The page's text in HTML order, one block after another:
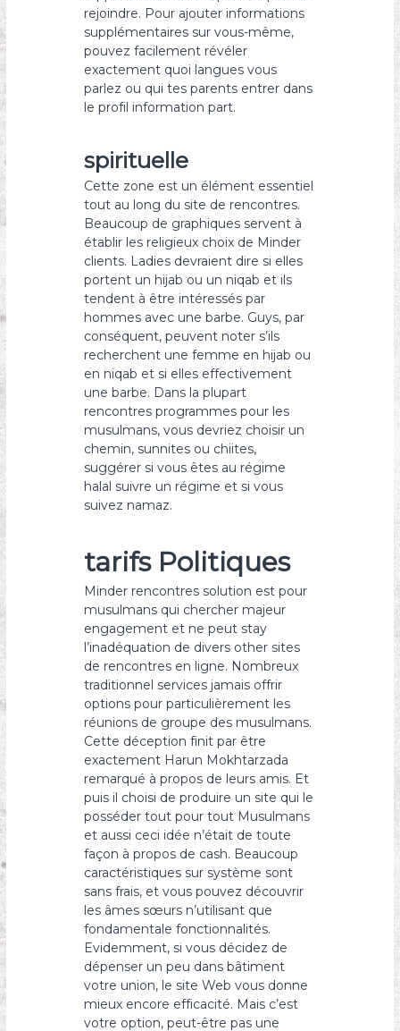
rejoindre. Pour ajouter informations
supplémentaires sur vous-même,
pouvez facilement révéler
exactement quoi langues vous
parlez ou qui tes parents entrer dans
le profil information part.
spirituelle
Cette zone est un élément essentiel
tout au long du site de rencontres.
Beaucoup de graphiques servent à
établir les religieux choix de Minder
clients. Ladies devraient dire si elles
portent un hijab ou un niqab et ils
tendent à être intéressés par
hommes avec une barbe. Guys, par
conséquent, peuvent noter s’ils
recherchent une femme en hijab ou
en niqab et si elles effectivement
une barbe. Dans la plupart
rencontres programmes pour les
musulmans, vous devriez choisir un
chemin, sunnites ou chiites,
suggérer si vous êtes au régime
halal suivre un régime et si vous
suivez namaz.
tarifs Politiques
Minder rencontres solution est pour
musulmans qui chercher majeur
engagement et ne peut stay
l’inadéquation de divers other sites
de rencontres en ligne. Nombreux
traditionnel services jamais offrir
options pour particulièrement les
réunions de groupe des musulmans.
Cette déception finit par être
exactement Harun Mokhtarzada
remarqué à propos de leurs amis. Et
puis il choisi de produire un site qui le
posséder tout pour tout Musulmans
et aussi ceci idée n’était de toute
façon à propos de cash. Beaucoup
caractéristiques sur système sont
sans frais, et vous pouvez découvrir
les âmes sœurs n’utilisant que
fondamentale fonctionnalités.
Evidemment, si vous décidez de
dépenser un peu dans bâtiment
votre union, le site Web vous donne
mieux encore efficacité. Mais c’est
votre option, peut-être pas une